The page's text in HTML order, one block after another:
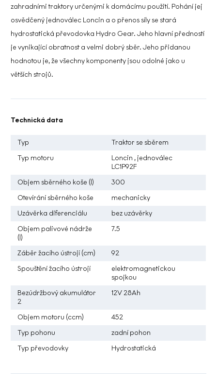
zahradními traktory určenými k domácímu použití. Pohání jej
osvědčený jednoválec Loncin a o přenos síly se stará
hydrostatická převodovka Hydro Gear. Jeho hlavní předností
je vynikající obratnost a velmi dobrý sběr. Jeho přidanou
hodnotou je, že všechny komponenty jsou odolné jako u
větších strojů.
Technická data
Typ
Traktor se sběrem
Typ motoru
Loncin , jednoválec
LC1P92F
Objem sběrného koše (l)
300
Otevírání sběrného koše
mechanicky
Uzávěrka diferenciálu
bez uzávěrky
Objem palivové nádrže
(l)
7.5
Záběr žacího ústrojí (cm)
92
Spouštění žacího ústrojí
elektromagnetickou
spojkou
Bezúdržbový akumulátor
2
12V 28Ah
Objem motoru (ccm)
452
Typ pohonu
zadní pohon
Typ převodovky
Hydrostatická